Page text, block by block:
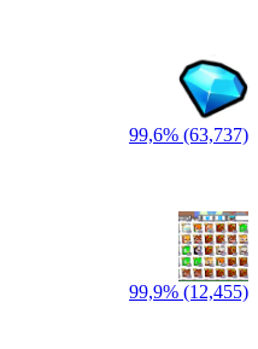
99,6% (63,737)
99,9% (12,455)